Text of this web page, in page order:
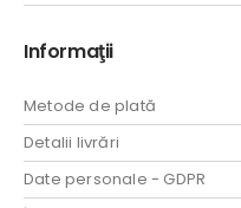
Informaţii
Metode de plată
Detalii livrări
Date personale - GDPR